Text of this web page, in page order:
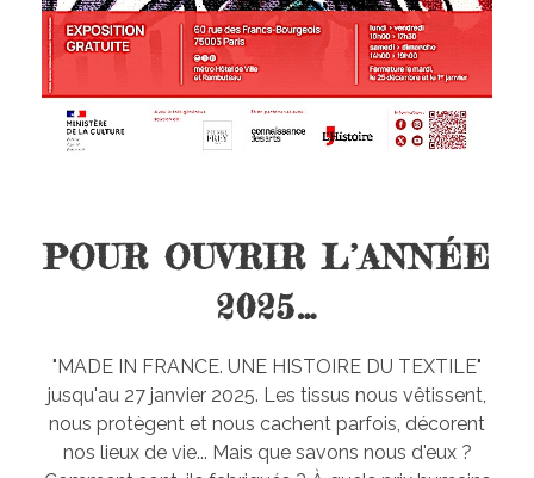
POUR OUVRIR L’ANNÉE
2025…
"MADE IN FRANCE. UNE HISTOIRE DU TEXTILE"
jusqu'au 27 janvier 2025. Les tissus nous vêtissent,
nous protègent et nous cachent parfois, décorent
nos lieux de vie... Mais que savons nous d'eux ?